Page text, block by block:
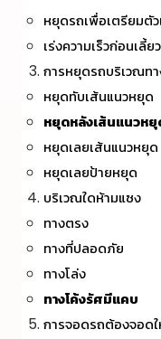
หยุดรถเพื่อเตรียมตัว
เร่งความเร็วก่อนเลี้ยว
การหยุดรถบริเวณท
หยุดทับเส้นแนวหยุด
หยุดหลังเส้นแนวห
หยุดเลยเส้นแนวหยุด
หยุดเลยป้ายหยุด
บริเวณใดห้ามแซง
ทางตรง
ทางที่ปลอดภัย
ทางโล่ง
ทางโค้งรัศมีแคบ
การจอดรถต้องจอดใ